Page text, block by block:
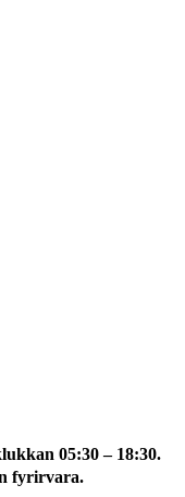
05:30 – 18:30.
fyrirvara.